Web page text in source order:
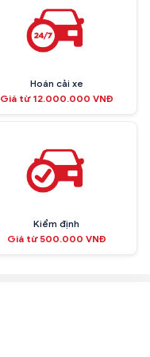
Hoán cải xe
Giá từ 12.000.000 VNĐ
Kiểm định
Giá từ 500.000 VNĐ